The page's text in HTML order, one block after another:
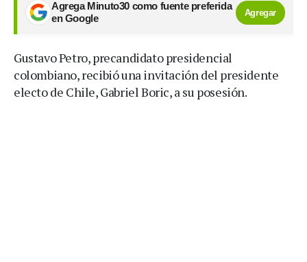
Agrega Minuto30 como fuente preferida
en Google
Agregar
Gustavo Petro, precandidato presidencial
colombiano, recibió una invitación del presidente
electo de Chile, Gabriel Boric, a su posesión.